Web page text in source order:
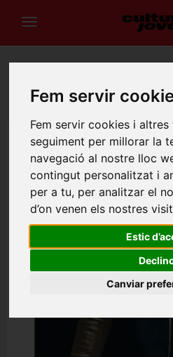
Fem servir
Fem servir cookies i
seguiment per millorar la
navegació al nostre lloc
contingut personalitzat i
per a tu, per analitzar el
d’on venen els nostres
Estic
Canviar
Portada Teatre Tarragona